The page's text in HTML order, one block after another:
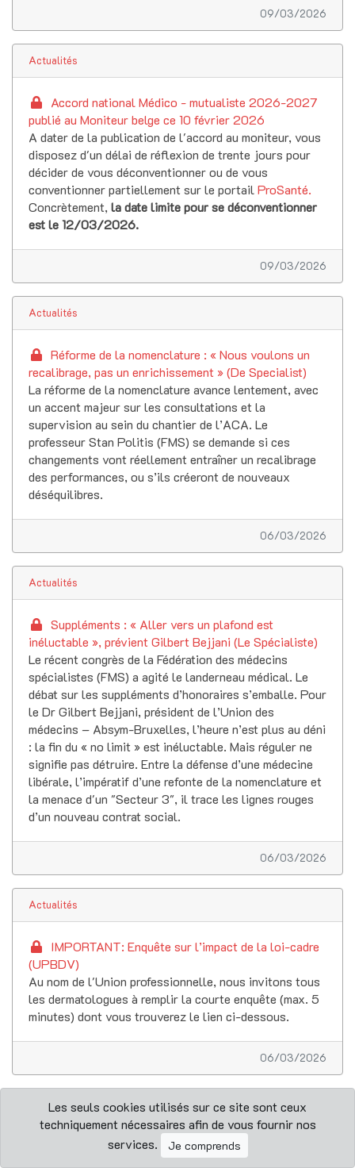
09/03/2026
Actualités
Accord national Médico - mutualiste 2026-2027
publié au Moniteur belge ce 10 février 2026
A dater de la publication de l'accord au moniteur, vous
disposez d'un délai de réflexion de trente jours pour
décider de vous déconventionner ou de vous
conventionner partiellement sur le portailProSanté.
Concrètement, la date limite pour se déconventionner
est le 12/03/2026.
09/03/2026
Actualités
Réforme de la nomenclature : « Nous voulons un
recalibrage, pas un enrichissement » (De Specialist)
La réforme de la nomenclature avance lentement, avec
un accent majeur sur les consultations et la
supervision au sein du chantier de l’ACA. Le
professeur Stan Politis (FMS) se demande si ces
changements vont réellement entraîner un recalibrage
des performances, ou s’ils créeront de nouveaux
déséquilibres.
06/03/2026
Actualités
Suppléments : « Aller vers un plafond est
inéluctable », prévient Gilbert Bejjani (Le Spécialiste)
Le récent congrès de la Fédération des médecins
spécialistes (FMS) a agité le landerneau médical. Le
débat sur les suppléments d’honoraires s’emballe. Pour
le Dr Gilbert Bejjani, président de l’Union des
médecins – Absym-Bruxelles, l’heure n’est plus au déni
: la fin du « no limit » est inéluctable. Mais réguler ne
signifie pas détruire. Entre la défense d’une médecine
libérale, l’impératif d’une refonte de la nomenclature et
la menace d'un "Secteur 3", il trace les lignes rouges
d’un nouveau contrat social.
06/03/2026
Actualités
IMPORTANT: Enquête sur l’impact de la loi-cadre
(UPBDV)
Au nom de l'Union professionnelle, nous invitons tous
les dermatologues à remplir la courte enquête (max. 5
minutes) dont vous trouverez le lien ci-dessous.
06/03/2026
Actualités
12 mars 2026 Belgian Dermatology Days - Éthique
Les seuls cookies utilisés sur ce site sont ceux
techniquement nécessaires afin de vous fournir nos
services.
Je comprends